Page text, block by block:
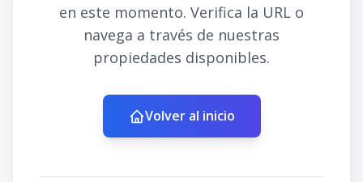
en este momento. Verifica la URL o
navega a través de nuestras
propiedades disponibles.
Volver al inicio